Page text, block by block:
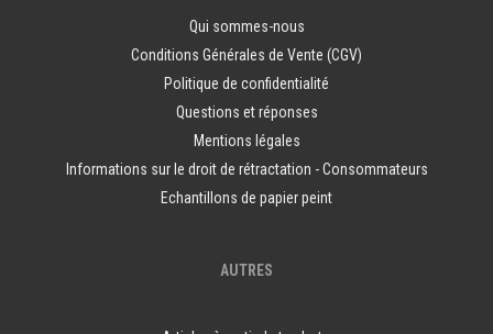
Qui sommes-nous
Conditions Générales de Vente (CGV)
Politique de confidentialité
Questions et réponses
Mentions légales
Informations sur le droit de rétractation - Consommateurs
Echantillons de papier peint
AUTRES